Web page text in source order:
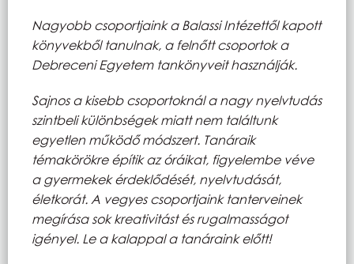
Nagyobb csoportjaink a Balassi Intézettől kapott
könyvekből tanulnak, a felnőtt csoportok a
Debreceni Egyetem tankönyveit használják.
Sajnos a kisebb csoportoknál a nagy nyelvtudás
szintbeli különbségek miatt nem találtunk
egyetlen működő módszert. Tanáraik
témakörökre építik az óráikat, figyelembe véve
a gyermekek érdeklődését, nyelvtudását,
életkorát. A vegyes csoportjaink tanterveinek
megírása sok kreativitást és rugalmasságot
igényel. Le a kalappal a tanáraink előtt!